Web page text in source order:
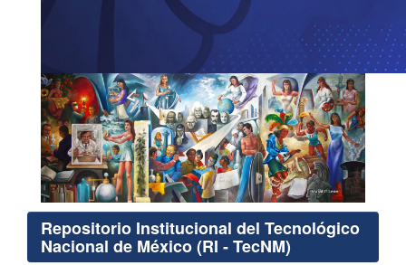
Repositorio Institucional del Tecnológico
Nacional de México (RI - TecNM)